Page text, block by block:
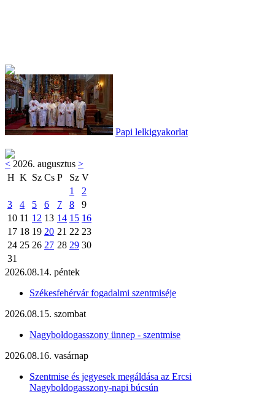
Papi lelkigyakorlat
< 2026. augusztus >
H K Sz Cs P Sz V
1
2
3
4 5 6 7 8
9
10 11 12 13 14 15 16
17 18 19 20 21 22 23
24 25 26 27 28 29 30
31
2026.08.14. péntek
Székesfehérvár fogadalmi szentmiséje
2026.08.15. szombat
Nagyboldogasszony ünnep - szentmise
2026.08.16. vasárnap
Szentmise és jegyesek megáldása az Ercsi
Nagyboldogasszony-napi búcsún